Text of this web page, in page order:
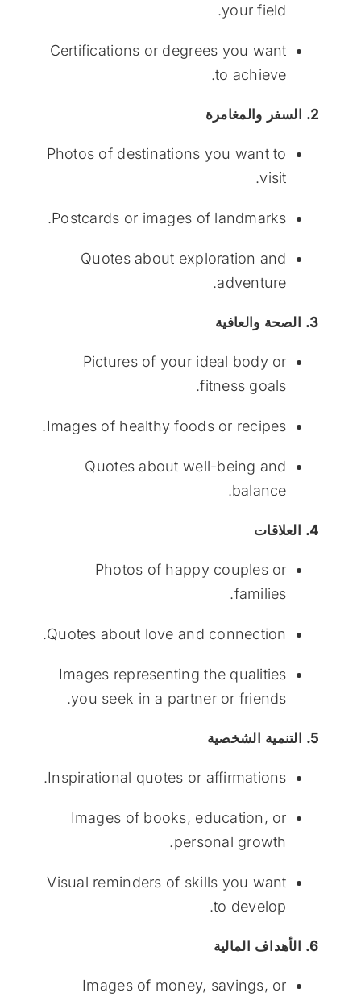
your field.
Certifications or degrees you want
to achieve.
2. السفر والمغامرة
Photos of destinations you want to
visit.
Postcards or images of landmarks.
Quotes about exploration and
adventure.
3. الصحة والعافية
Pictures of your ideal body or
fitness goals.
Images of healthy foods or recipes.
Quotes about well-being and
balance.
4. العلاقات
Photos of happy couples or
families.
Quotes about love and connection.
Images representing the qualities
you seek in a partner or friends.
5. التنمية الشخصية
Inspirational quotes or affirmations.
Images of books, education, or
personal growth.
Visual reminders of skills you want
to develop.
6. الأهداف المالية
Images of money, savings, or